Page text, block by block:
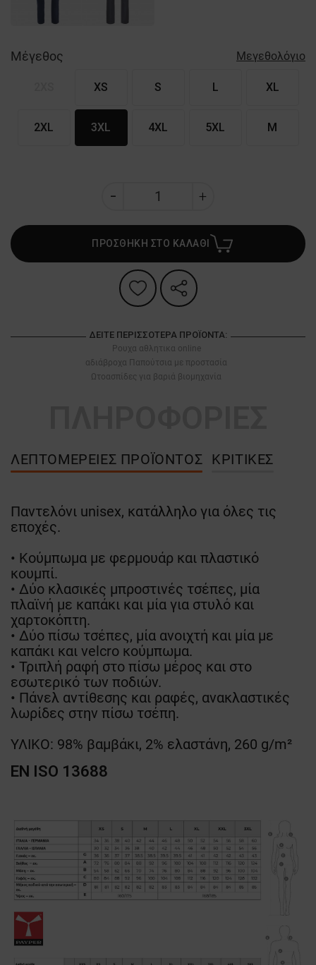
Μέγεθος Μεγεθολόγιο
XS S L XL
2XL 3XL 4XL 5XL M
ΠΡΟΣΘΗΚΗ ΣΤΟ ΚΑΛΑΘΙ
ΔΕΊΤΕ ΠΕΡΙΣΣΌΤΕΡΑ ΠΡΟΪΌΝΤΑ:
Ρουχα αθλητικα online
αδιάβροχα Παπούτσια με προστασία
Ωτοασπίδες για βαριά βιομηχανία
ΛΕΠΤΟΜΈΡΕΙΕΣ ΠΡΟΪΌΝΤΟΣ ΚΡΙΤΙΚΈΣ
Παντελόνι unisex, κατάλληλο για όλες τις
εποχές.
• Κούμπωμα με φερμουάρ και πλαστικό
κουμπί.
• Δύο κλασικές μπροστινές τσέπες, μία
πλαϊνή με καπάκι και μία για στυλό και
χαρτοκόπτη.
• Δύο πίσω τσέπες, μία ανοιχτή και μία με
καπάκι και velcro κούμπωμα.
• Τριπλή ραφή στο πίσω μέρος και στο
εσωτερικό των ποδιών.
• Πάνελ αντίθεσης και ραφές, ανακλαστικές
λωρίδες στην πίσω τσέπη.
ΥΛΙΚΟ: 98% βαμβάκι, 2% ελαστάνη, 260 g/m²
EN ISO 13688